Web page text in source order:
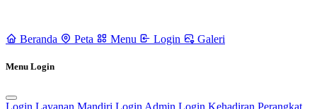
Beranda Peta Menu Login Galeri
Menu Login
Login Layanan Mandiri Login Admin Login Kehadiran Perangkat